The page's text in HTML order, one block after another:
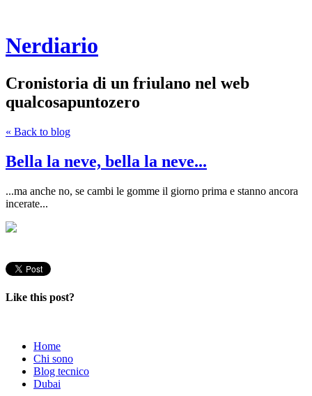
Nerdiario
Cronistoria di un friulano nel web
qualcosapuntozero
« Back to blog
Bella la neve, bella la neve...
...ma anche no, se cambi le gomme il giorno prima e stanno ancora
incerate...
Like this post?
Home
Chi sono
Blog tecnico
Dubai